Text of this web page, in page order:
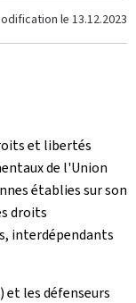
le 13.12.2023
et libertés
de l'Union
établies sur son
droits
interdépendants
et les défenseurs